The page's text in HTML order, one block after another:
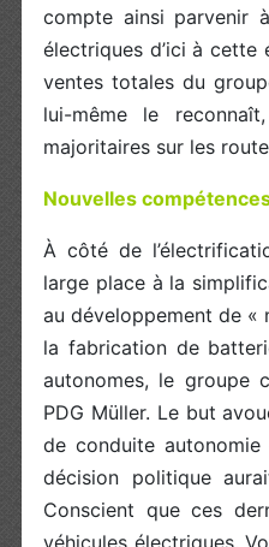
compte ainsi parvenir
électriques d’ici à
ventes totales du
lui-même le
majoritaires sur les
Nouvelles
À côté de
large place à la
au développement de «
la fabrication de
autonomes, le groupe
PDG Müller. Le but
de conduite
décision politique
Conscient que ces
véhicules électriques,